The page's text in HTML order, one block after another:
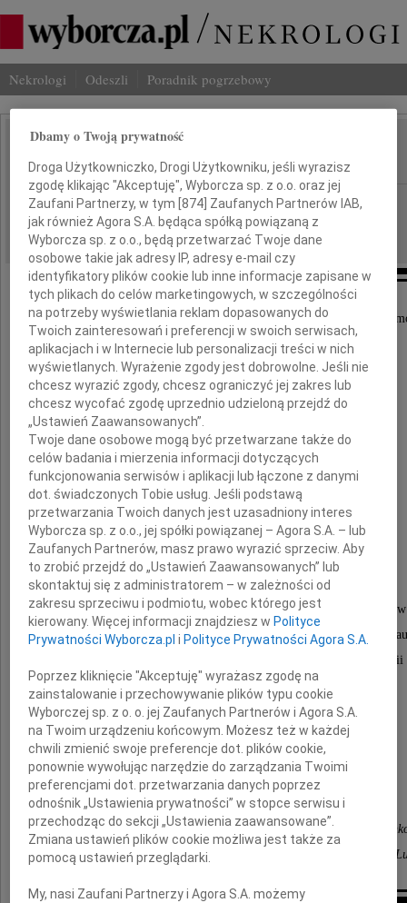
Nekrologi Odeszli Poradnik pogrzebowy
IMIĘ I NAZWISKO: Anna Dmoszyńska
REGION: Lublin
DATA EMISJI: 27.02.2019
Z głębokim smutkiem i żalem przyjęliśmy
o śmierci
prof. dr hab. n. med.
Anny Dmoszyńskiej
wieloletniej Kierownik Katedry
i Kliniki Hematoonkologii i Transplantacji Szpiku UM
wybitnego naukowca, oddanego lekarza, wspaniałego
twórcy lubelskiej hematologii i transplantologii
Rodzinie i Bliskim
składamy wyrazy głębokiego współczucia
Kierownik i Pracownicy Katedry i Kliniki
i Transplantacji Szpiku Uniwersytetu Medycznego w
Dbamy o Twoją prywatność
Droga Użytkowniczko, Drogi Użytkowniku, jeśli wyrazisz
zgodę klikając "Akceptuję", Wyborcza sp. z o.o. oraz jej
Zaufani Partnerzy, w tym [874] Zaufanych Partnerów IAB,
jak również Agora S.A. będąca spółką powiązaną z
Wyborcza sp. z o.o., będą przetwarzać Twoje dane
osobowe takie jak adresy IP, adresy e-mail czy
identyfikatory plików cookie lub inne informacje zapisane w
tych plikach do celów marketingowych, w szczególności
na potrzeby wyświetlania reklam dopasowanych do
Twoich zainteresowań i preferencji w swoich serwisach,
aplikacjach i w Internecie lub personalizacji treści w nich
wyświetlanych. Wyrażenie zgody jest dobrowolne. Jeśli nie
chcesz wyrazić zgody, chcesz ograniczyć jej zakres lub
chcesz wycofać zgodę uprzednio udzieloną przejdź do
„Ustawień Zaawansowanych”.
Twoje dane osobowe mogą być przetwarzane także do
celów badania i mierzenia informacji dotyczących
funkcjonowania serwisów i aplikacji lub łączone z danymi
dot. świadczonych Tobie usług. Jeśli podstawą
przetwarzania Twoich danych jest uzasadniony interes
Wyborcza sp. z o.o., jej spółki powiązanej – Agora S.A. – lub
Zaufanych Partnerów, masz prawo wyrazić sprzeciw. Aby
to zrobić przejdź do „Ustawień Zaawansowanych” lub
skontaktuj się z administratorem – w zależności od
zakresu sprzeciwu i podmiotu, wobec którego jest
kierowany. Więcej informacji znajdziesz wPolityce
Prywatności Wyborcza.pl iPolityce Prywatności Agora S.A.
Poprzez kliknięcie "Akceptuję" wyrażasz zgodę na
zainstalowanie i przechowywanie plików typu cookie
Wyborczej sp. z o. o. jej Zaufanych Partnerów i Agora S.A.
na Twoim urządzeniu końcowym. Możesz też w każdej
chwili zmienić swoje preferencje dot. plików cookie,
ponownie wywołując narzędzie do zarządzania Twoimi
preferencjami dot. przetwarzania danych poprzez
odnośnik „Ustawienia prywatności” w stopce serwisu i
przechodząc do sekcji „Ustawienia zaawansowane”.
Zmiana ustawień plików cookie możliwa jest także za
pomocą ustawień przeglądarki.
My, nasi Zaufani Partnerzy i Agora S.A. możemy